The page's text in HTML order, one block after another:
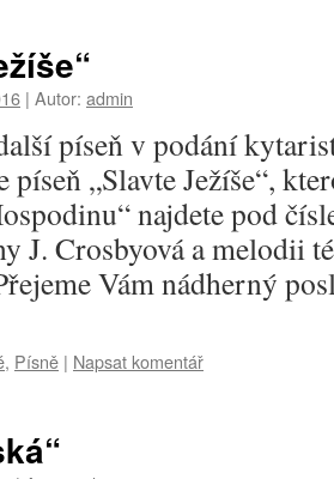
| Autor: admin
píseň v podání
píseň „Slavte Ježíše“,
najdete pod
J. Crosbyová a melodii
Vám nádherný
, Písně | Napsat komentář